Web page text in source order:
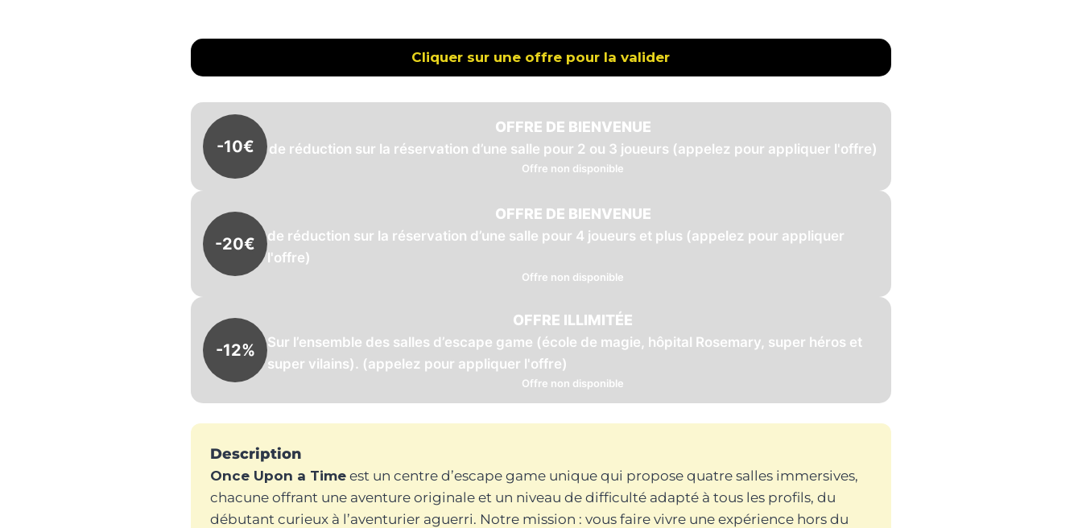
Cliquer sur une offre pour la valider
-10€
OFFRE DE BIENVENUE
de réduction sur la réservation d’une salle pour 2 ou 3 joueurs (appelez pour appliquer l'offre)
Offre non disponible
-20€
OFFRE DE BIENVENUE
de réduction sur la réservation d’une salle pour 4 joueurs et plus (appelez pour appliquer
l'offre)
Offre non disponible
-12%
OFFRE ILLIMITÉE
Sur l’ensemble des salles d’escape game (école de magie, hôpital Rosemary, super héros et
super vilains). (appelez pour appliquer l'offre)
Offre non disponible
Description
Once Upon a Time est un centre d’escape game unique qui propose quatre salles immersives,
chacune offrant une aventure originale et un niveau de difficulté adapté à tous les profils, du
débutant curieux à l’aventurier aguerri. Notre mission : vous faire vivre une expérience hors du